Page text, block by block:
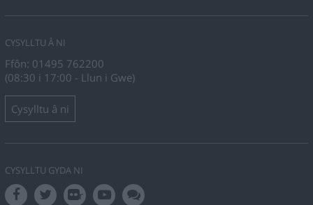
CYSYLLTU Â NI
Ffôn: 01495 762200
(08:30 i 17:00 - Llun i Gwe)
Cysylltu â ni
CYSYLLTU GYDA NI
r